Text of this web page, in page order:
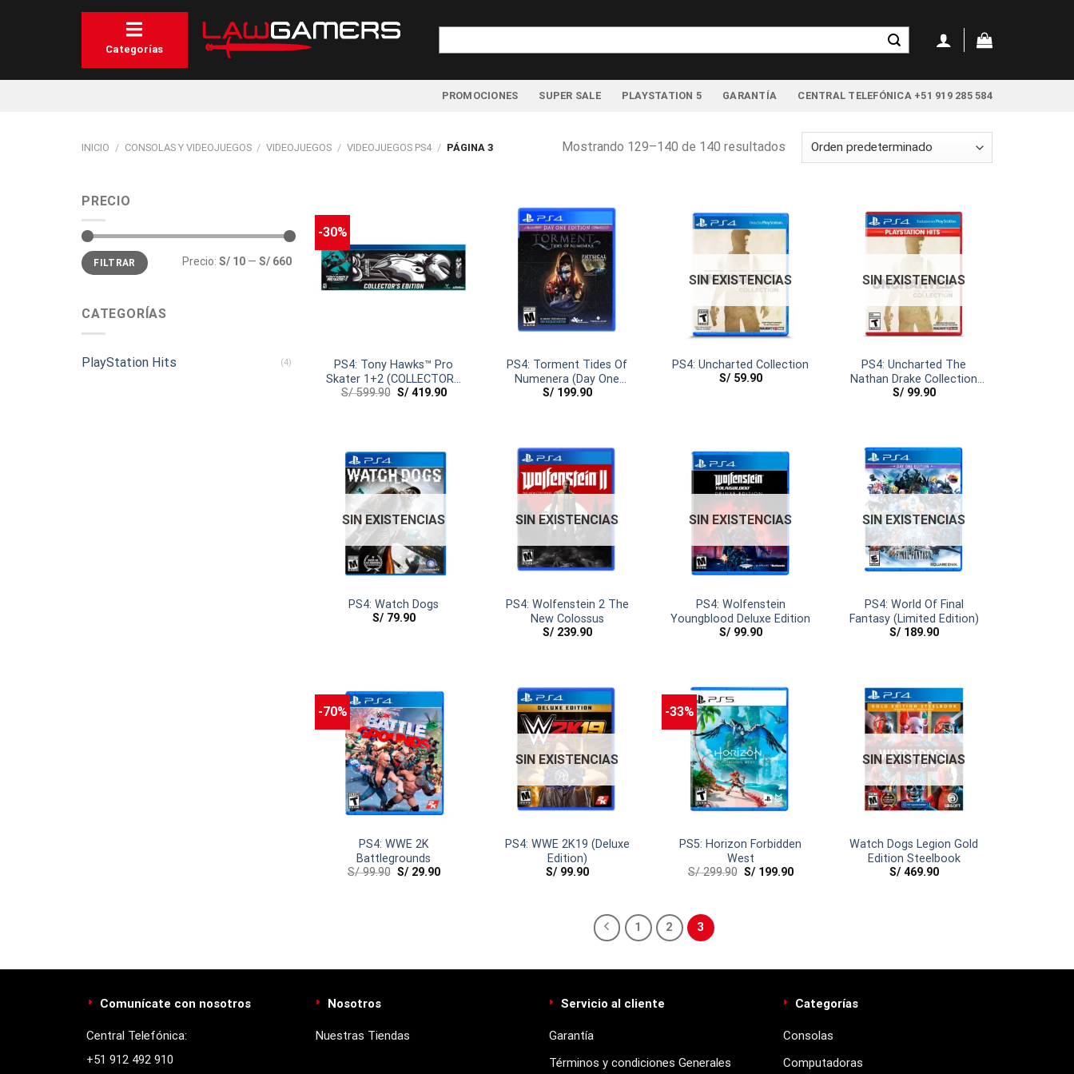
Categorías
PROMOCIONES SUPER SALE PLAYSTATION 5 GARANTÍA CENTRAL TELEFÓNICA +51 919 285 584
INICIO / CONSOLAS Y VIDEOJUEGOS / VIDEOJUEGOS / VIDEOJUEGOS PS4 / PÁGINA 3 Mostrando 129–140 de 140 resultados
PRECIO
Precio
mínimo
Precio
máximo
FILTRAR Precio: S/ 10— S/ 660
CATEGORÍAS
PlayStation Hits (4)
-30%
PS4: Tony Hawks™ Pro
Skater 1+2 (COLLECTORS
EDITION)
S/599.90 S/ 419.90
PS4: Torment Tides Of
Numenera (Day One
Edition)
S/199.90
SIN EXISTENCIAS
PS4: Uncharted Collection
S/59.90
SIN EXISTENCIAS
PS4: Uncharted The
Nathan Drake Collection
(PlayStation Hits)
S/99.90
SIN EXISTENCIAS
PS4: Watch Dogs
S/79.90
SIN EXISTENCIAS
PS4: Wolfenstein 2 The
New Colossus
S/239.90
SIN EXISTENCIAS
PS4: Wolfenstein
Youngblood Deluxe Edition
S/99.90
SIN EXISTENCIAS
PS4: World Of Final
Fantasy (Limited Edition)
S/189.90
-70%
PS4: WWE 2K
Battlegrounds
S/99.90 S/ 29.90
SIN EXISTENCIAS
PS4: WWE 2K19 (Deluxe
Edition)
S/99.90
-33%
PS5: Horizon Forbidden
West
S/299.90 S/199.90
SIN EXISTENCIAS
Watch Dogs Legion Gold
Edition Steelbook
S/469.90
1 2 3
Comunícate con nosotros
Central Telefónica:
+51 912 492 910
Nosotros
Nuestras Tiendas
Servicio al cliente
Garantía
Términos y condiciones Generales
Categorías
Consolas
Computadoras